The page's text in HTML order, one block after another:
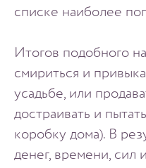
списке наиболее
Итогов подобного
смириться и
усадьбе, или
достраивать и
коробку дома). В
денег, времени, сил